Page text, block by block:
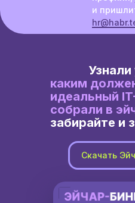
и
каким
идеальный
собрали в
забирайте и
Скачать